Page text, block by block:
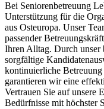
Bei Seniorenbetreuung
Unterstützung für die
aus Osteuropa. Unser
passender
Ihren Alltag. Durch unser
sorgfältige
kontinuierliche Betreuung
garantieren wir eine
Vertrauen Sie auf unsere
Bedürfnisse mit höchster